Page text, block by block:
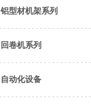
铝型材机架系列
回卷机系列
自动化设备